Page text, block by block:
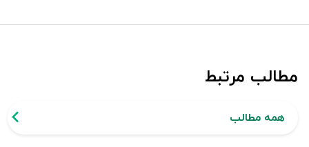
مطالب مرتبط
همه مطالب